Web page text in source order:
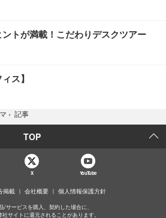
トが満載！こだわりデスクツアー
ス】
› 記事
TOP
X YouTube
掲載 会社概要 個人情報保護方針
/サービスを購入、契約した場合に、
サイトに還元されることがあります。